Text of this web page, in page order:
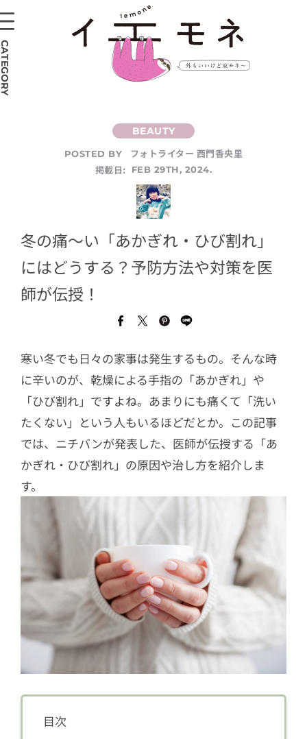
POSTED BY
フォトライター 西門香央里
掲載日:
FEB 29TH, 2024.
冬の痛〜い「あかぎれ・ひび割れ」
にはどうする？予防方法や対策を医
師が伝授！
寒い冬でも日々の家事は発生するもの。そんな時
に辛いのが、乾燥による手指の「あかぎれ」や
「ひび割れ」ですよね。あまりにも痛くて「洗い
たくない」という人もいるほどだとか。この記事
では、ニチバンが発表した、医師が伝授する「あ
かぎれ・ひび割れ」の原因や治し方を紹介しま
す。
目次